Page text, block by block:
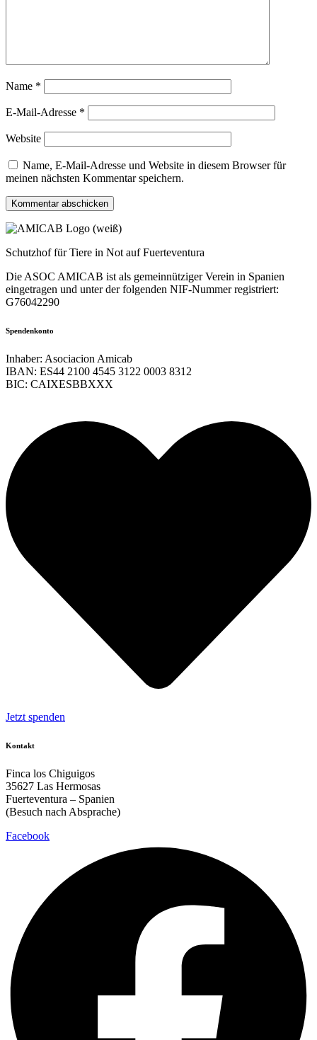
Name *
E-Mail-Adresse *
Website
Name, E-Mail-Adresse und Website in diesem Browser für
meinen nächsten Kommentar speichern.
Schutzhof für Tiere in Not auf Fuerteventura
Die ASOC AMICAB ist als gemeinnütziger Verein in Spanien
eingetragen und unter der folgenden NIF-Nummer registriert:
G76042290
Spendenkonto
Inhaber: Asociacion Amicab
IBAN: ES44 2100 4545 3122 0003 8312
BIC: CAIXESBBXXX
Jetzt spenden
Kontakt
Finca los Chiguigos
35627 Las Hermosas
Fuerteventura – Spanien
(Besuch nach Absprache)
Facebook